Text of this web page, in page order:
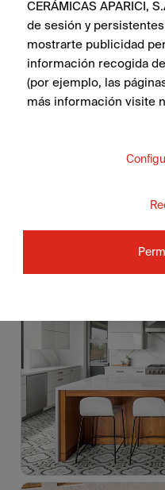
CERÁMICAS APARICI,
de sesión y
mostrarte publicidad
información recogida
(por ejemplo, las
más información visite